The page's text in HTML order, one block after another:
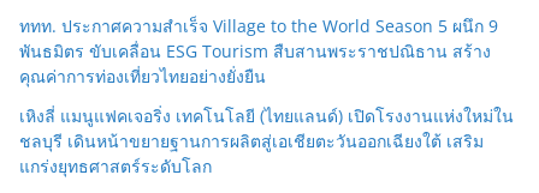
ททท. ประกาศความสำเร็จ Village to the World Season 5 ผนึก 9
พันธมิตร ขับเคลื่อน ESG Tourism สืบสานพระราชปณิธาน สร้าง
คุณค่าการท่องเที่ยวไทยอย่างยั่งยืน
เหิงลี่ แมนูแฟคเจอริ่ง เทคโนโลยี (ไทยแลนด์) เปิดโรงงานแห่งใหม่ใน
ชลบุรี เดินหน้าขยายฐานการผลิตสู่เอเชียตะวันออกเฉียงใต้ เสริม
แกร่งยุทธศาสตร์ระดับโลก